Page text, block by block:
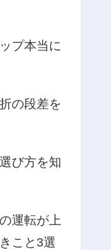
プ本当に
の段差を
び方を知
運転が上
こと3選